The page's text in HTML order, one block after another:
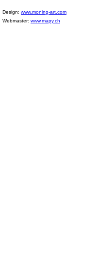
Design: www.moning-art.com
Webmaster: www.mapy.ch